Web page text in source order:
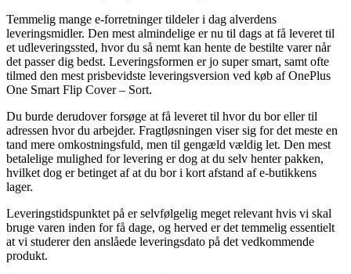
Temmelig mange e-forretninger tildeler i dag alverdens
leveringsmidler. Den mest almindelige er nu til dags at få leveret til
et udleveringssted, hvor du så nemt kan hente de bestilte varer når
det passer dig bedst. Leveringsformen er jo super smart, samt ofte
tilmed den mest prisbevidste leveringsversion ved køb af OnePlus
One Smart Flip Cover – Sort.
Du burde derudover forsøge at få leveret til hvor du bor eller til
adressen hvor du arbejder. Fragtløsningen viser sig for det meste en
tand mere omkostningsfuld, men til gengæld vældig let. Den mest
betalelige mulighed for levering er dog at du selv henter pakken,
hvilket dog er betinget af at du bor i kort afstand af e-butikkens
lager.
Leveringstidspunktet på er selvfølgelig meget relevant hvis vi skal
bruge varen inden for få dage, og herved er det temmelig essentielt
at vi studerer den anslåede leveringsdato på det vedkommende
produkt.